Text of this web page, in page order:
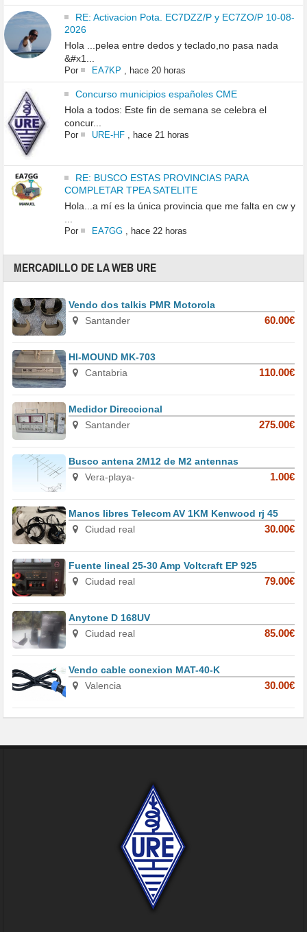
RE: Activacion Pota. EC7DZZ/P y EC7ZO/P 10-08-
2026
Hola ...pelea entre dedos y teclado,no pasa nada
&#x1...
Por EA7KP , hace 20 horas
Concurso municipios españoles CME
Hola a todos: Este fin de semana se celebra el
concur...
Por URE-HF, hace 21 horas
RE: BUSCO ESTAS PROVINCIAS PARA
COMPLETAR TPEA SATELITE
Hola...a mí es la única provincia que me falta en cw y
Por EA7GG, hace 22 horas
MERCADILLO DE LA WEB URE
Vendo dos talkis PMR Motorola
Santander
60.00€
HI-MOUND MK-703
Cantabria
110.00€
Medidor Direccional
Santander
275.00€
Busco antena 2M12 de M2 antennas
Vera-playa-
1.00€
Manos libres Telecom AV 1KM Kenwood rj 45
Ciudad real
30.00€
Fuente lineal 25-30 Amp Voltcraft EP 925
Ciudad real
79.00€
Anytone D 168UV
Ciudad real
85.00€
Vendo cable conexion MAT-40-K
Valencia
30.00€